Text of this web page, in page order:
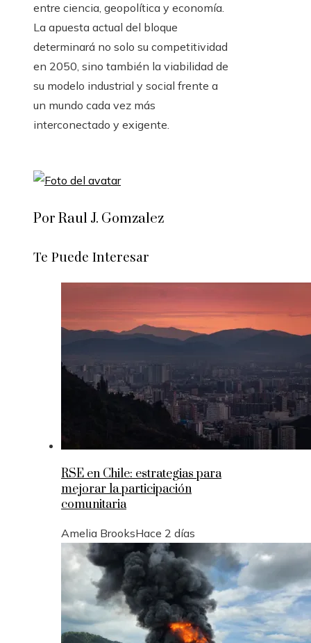
entre ciencia, geopolítica y economía.
La apuesta actual del bloque
determinará no solo su competitividad
en 2050, sino también la viabilidad de
su modelo industrial y social frente a
un mundo cada vez más
interconectado y exigente.
Por Raul J. Gomzalez
Te Puede Interesar
RSE en Chile: estrategias para
mejorar la participación
comunitaria
Amelia BrooksHace 2 días